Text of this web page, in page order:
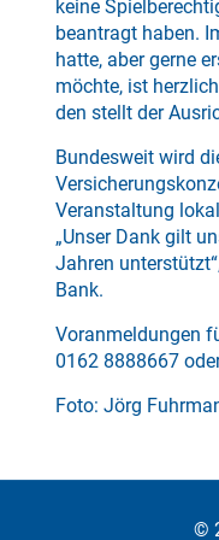
keine
beantragt haben.
hatte, aber gerne
möchte, ist
den stellt der
Bundesweit wird
Veranstaltung
„Unser Dank gilt
Jahren
Bank.
Voranmeldungen
0162 8888667
Foto: Jörg
©